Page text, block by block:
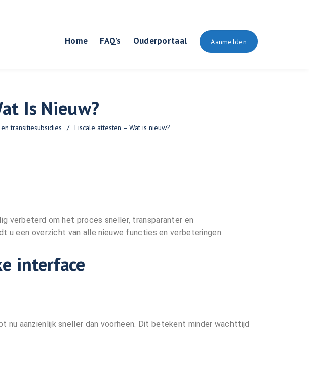
Aanmelden
Home FAQ’s Ouderportaal
Is Nieuw?
transitiesubsidies / Fiscale attesten – Wat is nieuw?
verbeterd om het proces sneller, transparanter en
u een overzicht van alle nieuwe functies en verbeteringen.
interface
nu aanzienlijk sneller dan voorheen. Dit betekent minder wachttijd